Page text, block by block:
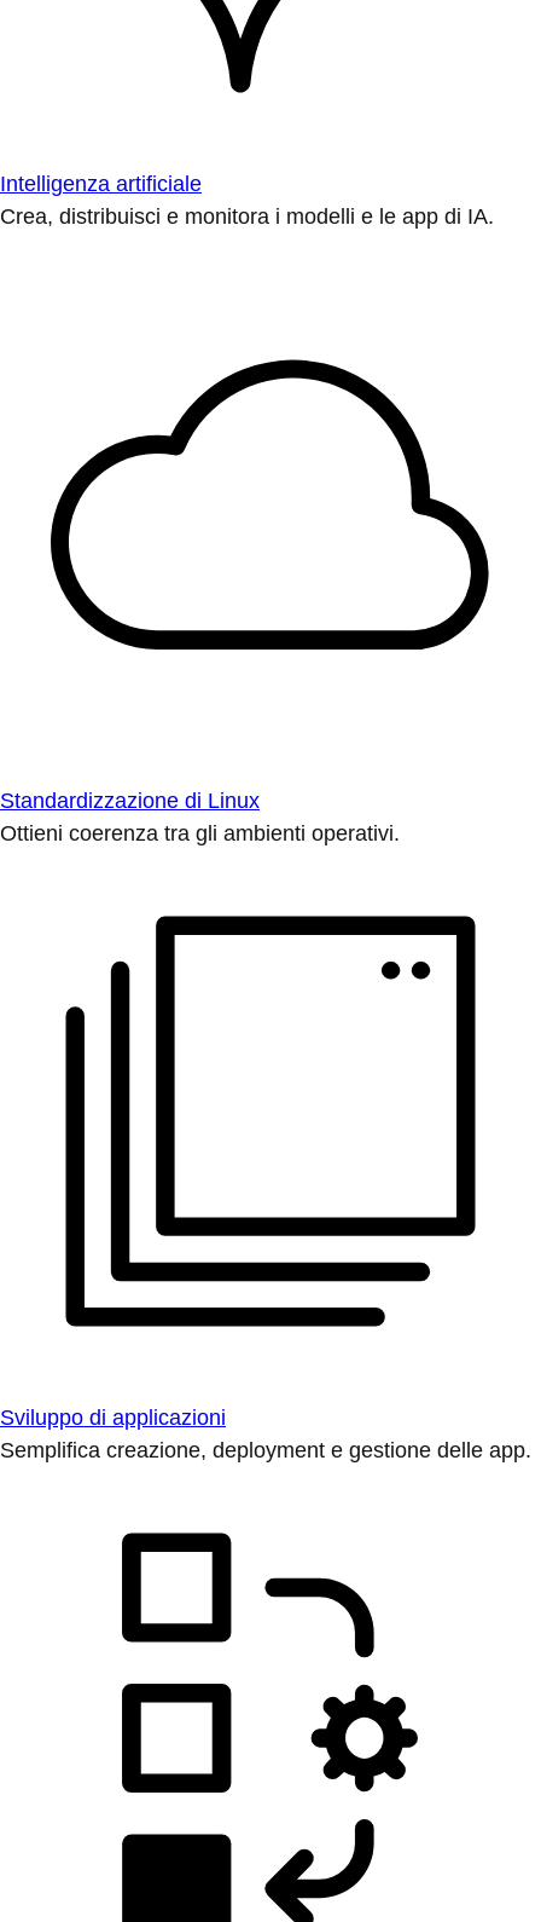
Intelligenza artificiale
Crea, distribuisci e monitora i modelli e le app di IA.
Standardizzazione di Linux
Ottieni coerenza tra gli ambienti operativi.
Sviluppo di applicazioni
Semplifica creazione, deployment e gestione delle app.